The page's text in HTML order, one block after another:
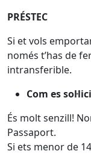
PRÉSTEC
Si et vols
només t’has de
intransferible.
Com es
És molt senzill!
Passaport.
Si ets menor de